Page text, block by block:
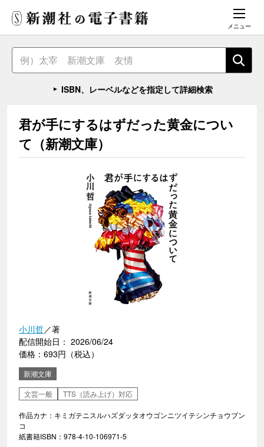
メニュー
ISBN、レーベルなどを指定して詳細検索
君が手にするはずだった黄金につい
て（新潮文庫）
小川哲／著
配信開始日： 2026/06/24
価格：693円（税込）
新潮文庫
文芸一般
TTS（読み上げ）対応
作品カナ：キミガテニスルハズダッタオウゴンニツイテシンチョウブン
コ
紙書籍ISBN：978-4-10-106971-5